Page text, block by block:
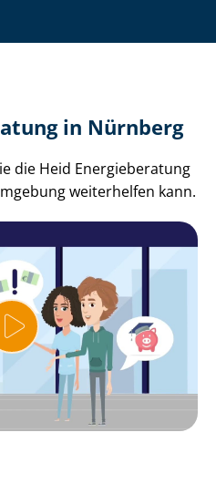
in Nürnberg
die Heid Energieberatung
weiterhelfen kann.